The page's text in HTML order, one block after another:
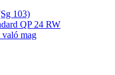
103)
QP 24 RW
mag